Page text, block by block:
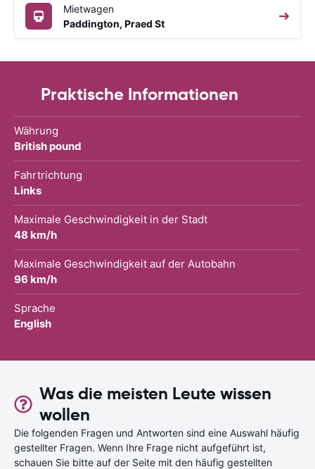
Mietwagen
Paddington, Praed St
Praktische Informationen
Währung
British pound
Fahrtrichtung
Links
Maximale Geschwindigkeit in der Stadt
48 km/h
Maximale Geschwindigkeit auf der Autobahn
96 km/h
Sprache
English
Was die meisten Leute wissen
wollen
Die folgenden Fragen und Antworten sind eine Auswahl häufig
gestellter Fragen. Wenn Ihre Frage nicht aufgeführt ist,
schauen Sie bitte auf der Seite mit den häufig gestellten